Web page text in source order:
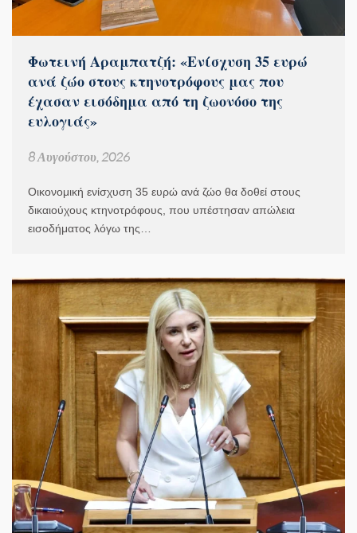
Φωτεινή Αραμπατζή: «Ενίσχυση 35 ευρώ
ανά ζώο στους κτηνοτρόφους μας που
έχασαν εισόδημα από τη ζωονόσο της
ευλογιάς»
8 Αυγούστου, 2026
Οικονομική ενίσχυση 35 ευρώ ανά ζώο θα δοθεί στους
δικαιούχους κτηνοτρόφους, που υπέστησαν απώλεια
εισοδήματος λόγω της…